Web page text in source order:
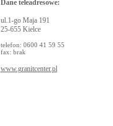
Dane teleadresowe:
ul.1-go Maja 191
25-655 Kielce
telefon: 0600 41 59 55
fax: brak
www.granitcenter.pl